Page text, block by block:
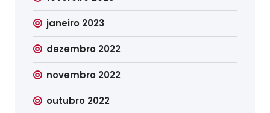
janeiro 2023
dezembro 2022
novembro 2022
outubro 2022